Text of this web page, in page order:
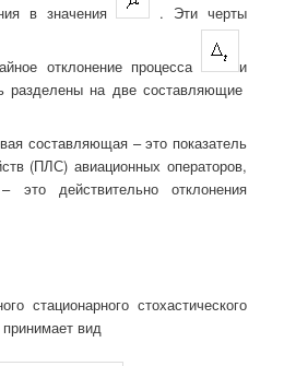
в значения . Эти черты
отклонение процесса
и
разделены на две составляющие
составляющая – это показатель
(ПЛС) авиационных операторов,
это действительно отклонения
стационарного стохастического
вид